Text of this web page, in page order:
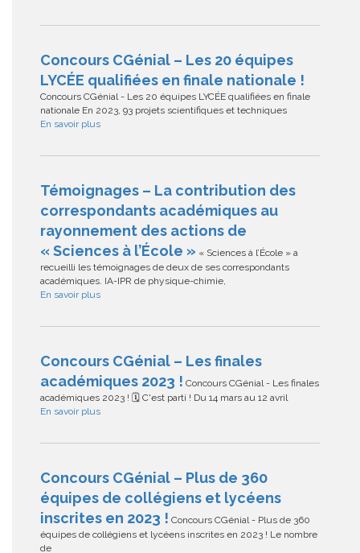
Concours CGénial – Les 20 équipes
LYCÉE qualifiées en finale nationale !
Concours CGénial - Les 20 équipes LYCÉE qualifiées en finale
nationale En 2023, 93 projets scientifiques et techniques
En savoir plus
Témoignages – La contribution des
correspondants académiques au
rayonnement des actions de
« Sciences à l’École » « Sciences à l’École » a
recueilli les témoignages de deux de ses correspondants
académiques. IA-IPR de physique-chimie,
En savoir plus
Concours CGénial – Les finales
académiques 2023 ! Concours CGénial - Les finales
académiques 2023 ! 🗓 C'est parti ! Du 14 mars au 12 avril
En savoir plus
Concours CGénial – Plus de 360
équipes de collégiens et lycéens
inscrites en 2023 ! Concours CGénial - Plus de 360
équipes de collégiens et lycéens inscrites en 2023 ! Le nombre
de